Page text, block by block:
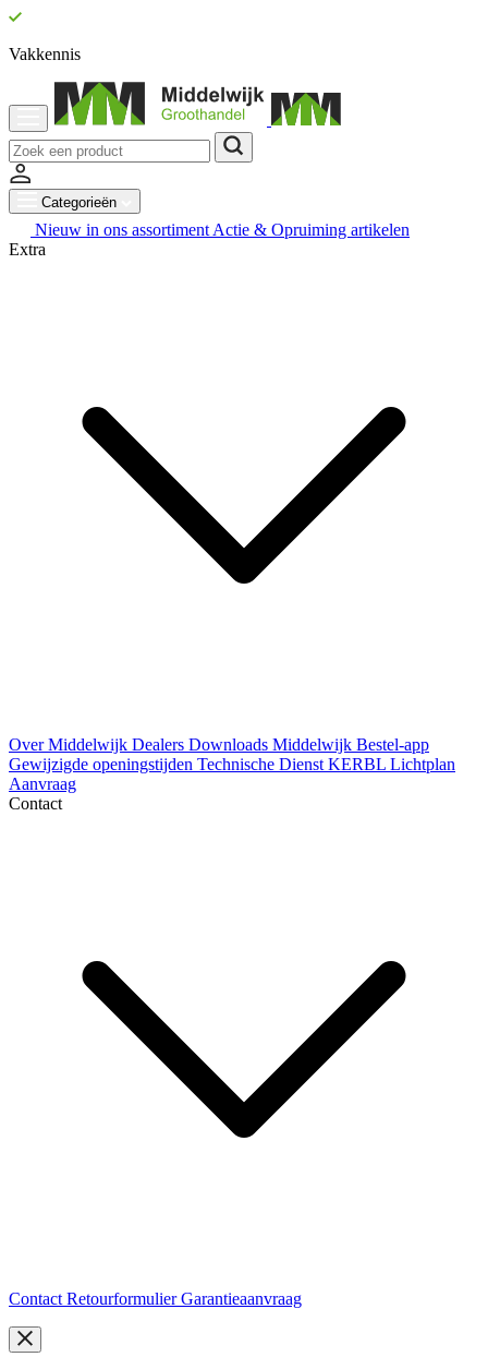
Vakkennis
Categorieën
Nieuw in ons assortiment Actie & Opruiming artikelen
Extra
Over Middelwijk Dealers Downloads Middelwijk Bestel-app
Gewijzigde openingstijden Technische Dienst KERBL Lichtplan
Aanvraag
Contact
Contact RetourformulierGarantieaanvraag